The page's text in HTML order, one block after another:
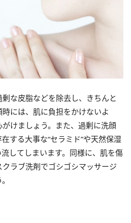
な皮脂などを除去し、きちんと
には、肌に負担をかけないよ
けましょう。また、過剰に洗顔
する大事な“セラミド”や天然保湿
してしまいます。同様に、肌を傷
ラブ洗剤でゴシゴシマッサージ